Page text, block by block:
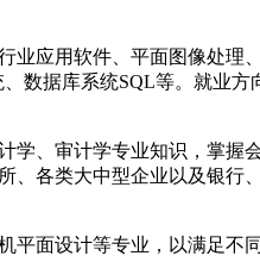
应用软件、平面图像处理
数据库系统SQL等。就业
、审计学专业知识，掌握
各类大中型企业以及银行
面设计等专业，以满足不